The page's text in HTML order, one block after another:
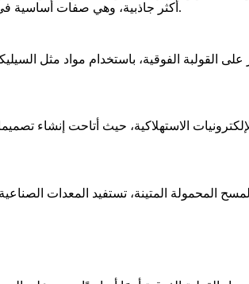
أكثر جاذبية، وهي صفات أساسية في المقصورات الداخلية للسيارات عالية الأداء. وتساهم هذه التحسينات بشكل مباشر في رضا المستهلك والميزة التنافسية.
القولبة الفوقية، باستخدام مواد مثل
الاستهلاكية، حيث أتاحت إنشاء
المحمولة المتينة، تستفيد المعدات